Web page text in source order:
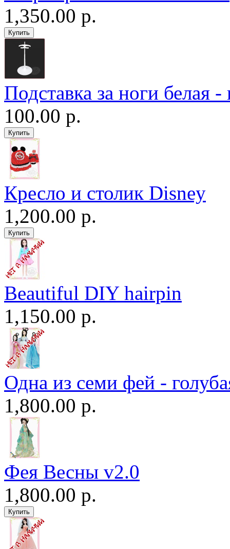
1,350.00 р.
Подставка за ноги белая
100.00 р.
Кресло и столик Disney
1,200.00 р.
Beautiful DIY hairpin
1,150.00 р.
Одна из семи фей -
1,800.00 р.
Фея Весны v2.0
1,800.00 р.